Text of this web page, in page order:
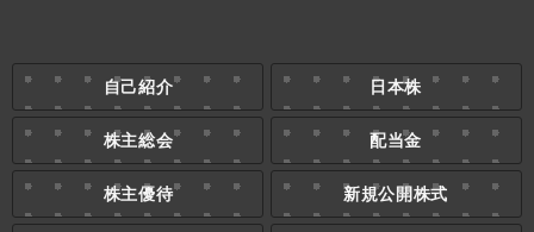
自己紹介 日本株
株主総会 配当金
株主優待 新規公開株式